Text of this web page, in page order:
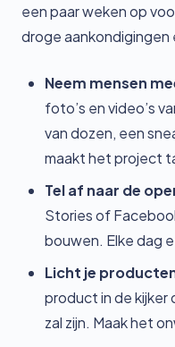
een paar weken op
droge aankondigingen
Neem mensen
foto’s en video’s
van dozen, een
maakt het project
Tel af naar de
Stories of
bouwen. Elke dag
Licht je
product in de kijker
zal zijn. Maak het